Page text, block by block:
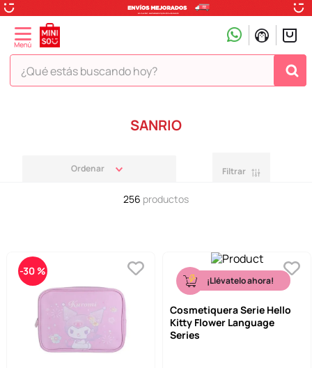
¿Qué estás buscando hoy?
SANRIO
Filtrar
256 productos
-30 %
¡Llévatelo ahora!
Cosmetiquera Serie Hello
Kitty Flower Language
Series
toy story
7.
disney
termos
one piece
llaveros